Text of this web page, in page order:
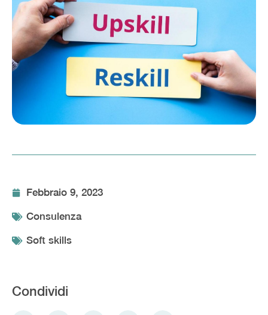
Febbraio 9, 2023
Consulenza
Soft skills
Condividi